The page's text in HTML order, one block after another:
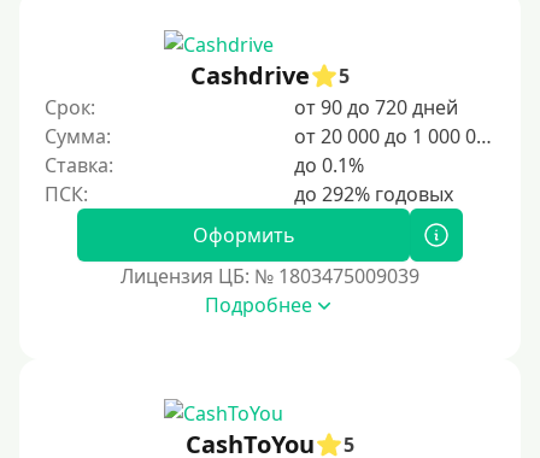
Cashdrive
5
Срок:
от 90 до 720 дней
Сумма:
от 20 000 до 1 000 000 ₽
Ставка:
до 0.1%
Оформить
Лицензия ЦБ: № 1803475009039
Подробнее
CashToYou
5